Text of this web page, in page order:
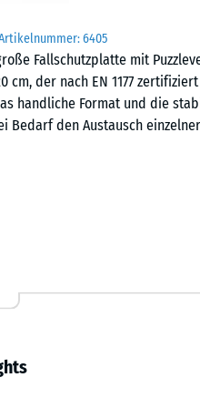
6405
Fallschutzplatte mit
cm, der nach EN 1177
handliche Format und die
Bedarf den Austausch
wird überall dort
besteht aus PU-gebundenem
aus recycelten